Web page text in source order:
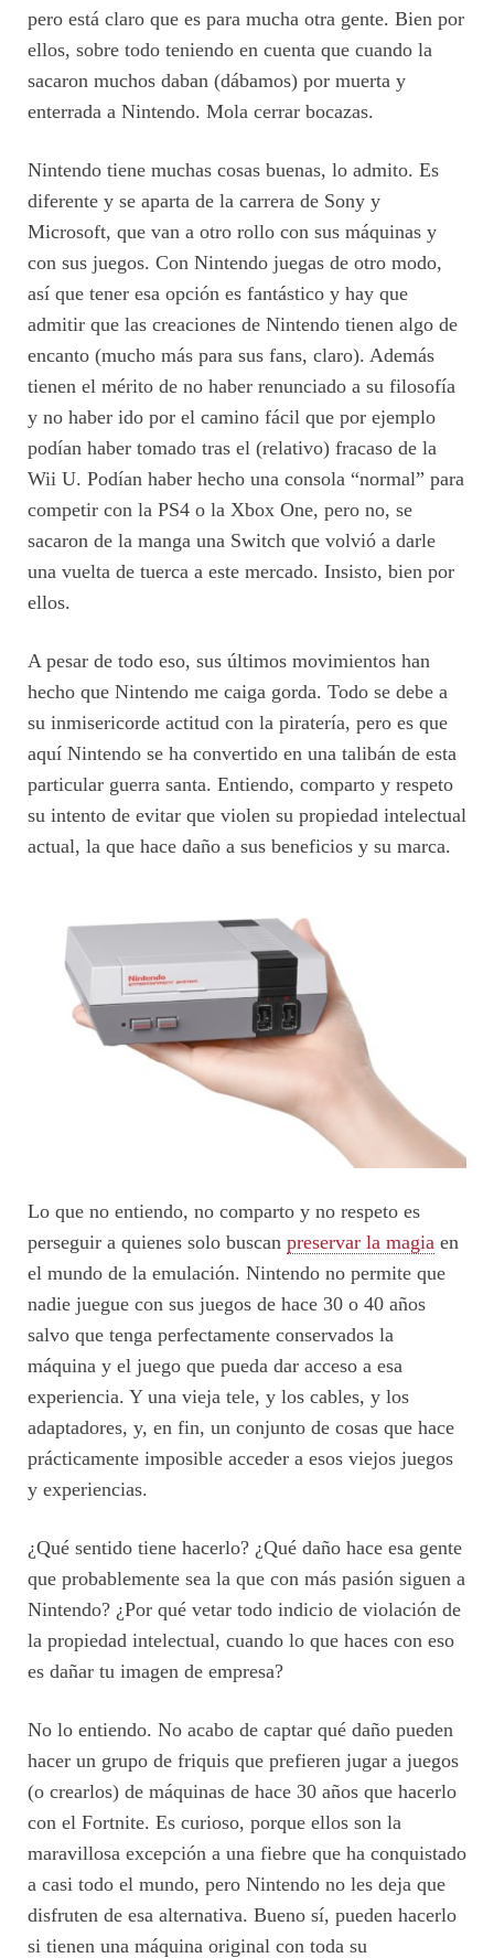
pero está claro que es para mucha otra gente. Bien por
ellos, sobre todo teniendo en cuenta que cuando la
sacaron muchos daban (dábamos) por muerta y
enterrada a Nintendo. Mola cerrar bocazas.
Nintendo tiene muchas cosas buenas, lo admito. Es
diferente y se aparta de la carrera de Sony y
Microsoft, que van a otro rollo con sus máquinas y
con sus juegos. Con Nintendo juegas de otro modo,
así que tener esa opción es fantástico y hay que
admitir que las creaciones de Nintendo tienen algo de
encanto (mucho más para sus fans, claro). Además
tienen el mérito de no haber renunciado a su filosofía
y no haber ido por el camino fácil que por ejemplo
podían haber tomado tras el (relativo) fracaso de la
Wii U. Podían haber hecho una consola “normal” para
competir con la PS4 o la Xbox One, pero no, se
sacaron de la manga una Switch que volvió a darle
una vuelta de tuerca a este mercado. Insisto, bien por
ellos.
A pesar de todo eso, sus últimos movimientos han
hecho que Nintendo me caiga gorda. Todo se debe a
su inmisericorde actitud con la piratería, pero es que
aquí Nintendo se ha convertido en una talibán de esta
particular guerra santa. Entiendo, comparto y respeto
su intento de evitar que violen su propiedad intelectual
actual, la que hace daño a sus beneficios y su marca.
Lo que no entiendo, no comparto y no respeto es
perseguir a quienes solo buscan preservar la magia en
el mundo de la emulación. Nintendo no permite que
nadie juegue con sus juegos de hace 30 o 40 años
salvo que tenga perfectamente conservados la
máquina y el juego que pueda dar acceso a esa
experiencia. Y una vieja tele, y los cables, y los
adaptadores, y, en fin, un conjunto de cosas que hace
prácticamente imposible acceder a esos viejos juegos
y experiencias.
¿Qué sentido tiene hacerlo? ¿Qué daño hace esa gente
que probablemente sea la que con más pasión siguen a
Nintendo? ¿Por qué vetar todo indicio de violación de
la propiedad intelectual, cuando lo que haces con eso
es dañar tu imagen de empresa?
No lo entiendo. No acabo de captar qué daño pueden
hacer un grupo de friquis que prefieren jugar a juegos
(o crearlos) de máquinas de hace 30 años que hacerlo
con el Fortnite. Es curioso, porque ellos son la
maravillosa excepción a una fiebre que ha conquistado
a casi todo el mundo, pero Nintendo no les deja que
disfruten de esa alternativa. Bueno sí, pueden hacerlo
si tienen una máquina original con toda su